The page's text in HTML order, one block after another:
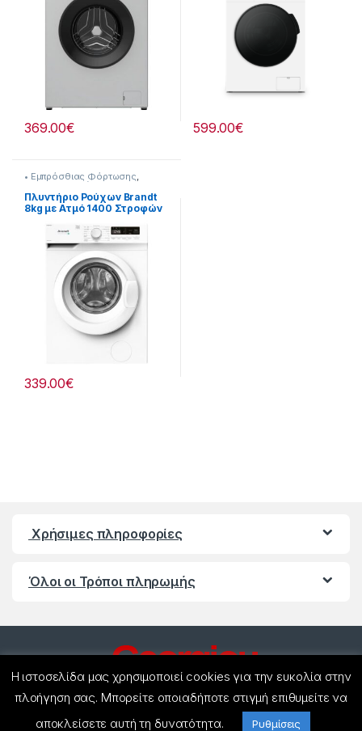
369.00€ 599.00€
• Εμπρόσθιας Φόρτωσης,
Πλυντήρια &
Στεγνωτήρια
Πλυντήριο Ρούχων Brandt
8kg με Ατμό 1400 Στροφών
339.00€
Χρήσιμες πληροφορίες
Όλοι οι Τρόποι πληρωμής
Η ιστοσελίδα μας χρησιμοποιεί cookies για την ευκολία στην
πλοήγηση σας. Μπορείτε οποιαδήποτε στιγμή επιθυμείτε να
αποκλείσετε αυτή τη δυνατότητα.
Ρυθμίσεις